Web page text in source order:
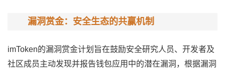
漏洞赏金：安全生态的共赢机制
imToken的漏洞赏金计划旨在鼓励安全研究人员、开发者及
社区成员主动发现并报告钱包应用中的潜在漏洞，根据漏洞